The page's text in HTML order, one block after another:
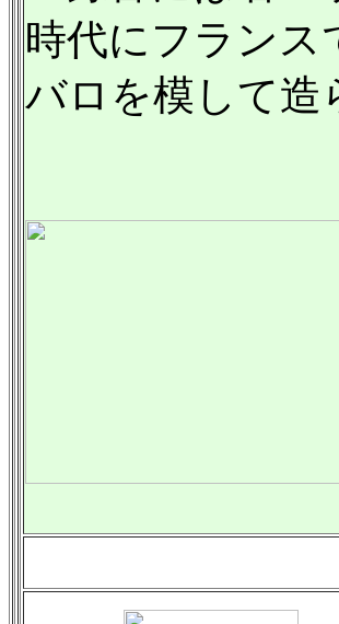
時代にフランス
バロを模して造